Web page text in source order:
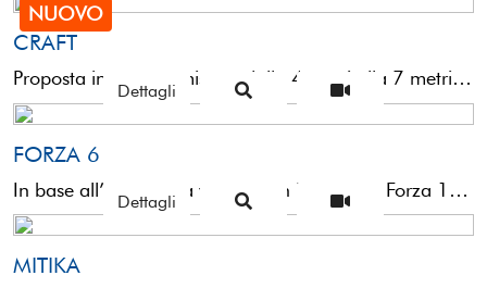
NUOVO
CRAFT
Proposta in quattro misure, dalla 4 metri alla 7 metri, la Craft è un attrezzo che copre ...
Dettagli
FORZA 6
In base all’esperienza vissuta con il progetto Forza 10 e vista la richiesta di un attrezzo complementare ...
Dettagli
MITIKA